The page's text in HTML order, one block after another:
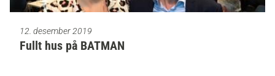
12. desember 2019
Fullt hus på BATMAN